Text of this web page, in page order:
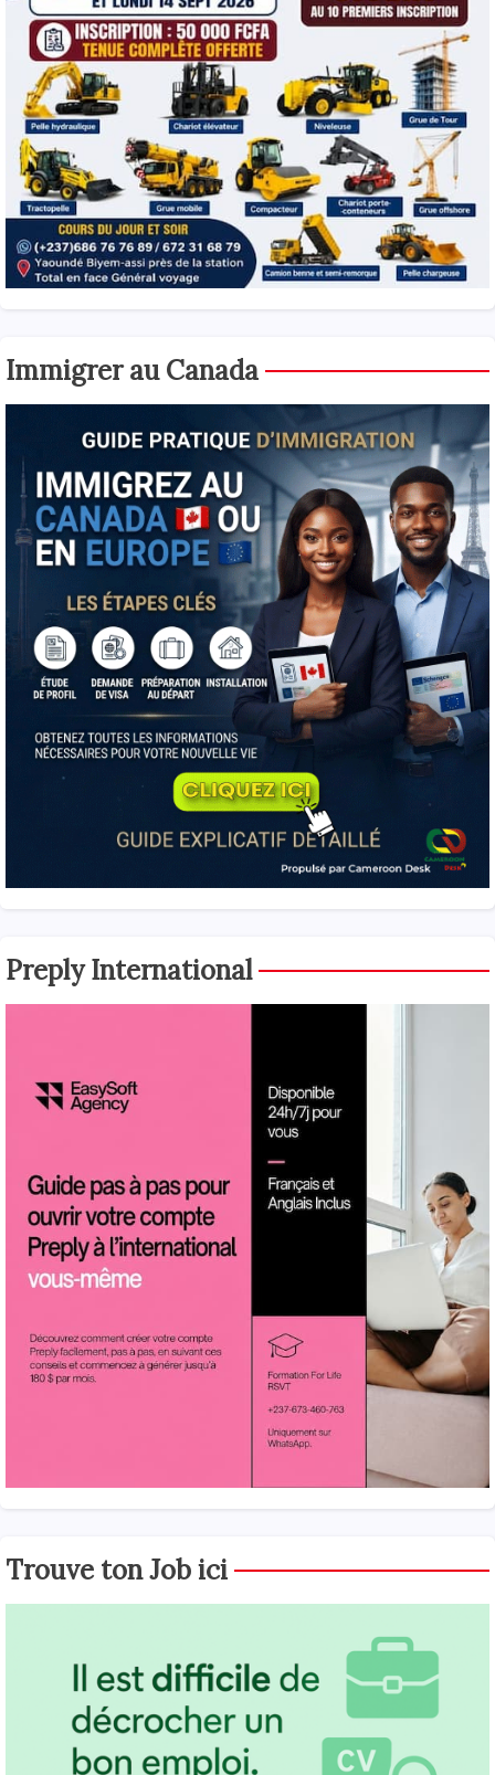
Immigrer au Canada
Preply International
Trouve ton Job ici